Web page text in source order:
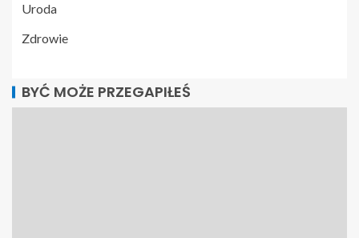
Uroda
Zdrowie
BYĆ MOŻE PRZEGAPIŁEŚ